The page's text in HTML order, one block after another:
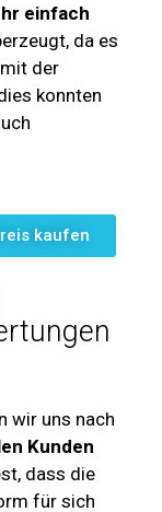
einfach
da es
der
konnten
kaufen
wir uns nach
Kunden
dass die
für sich